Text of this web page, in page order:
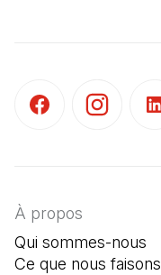
À propos
Qui sommes-nous
Ce que nous faisons